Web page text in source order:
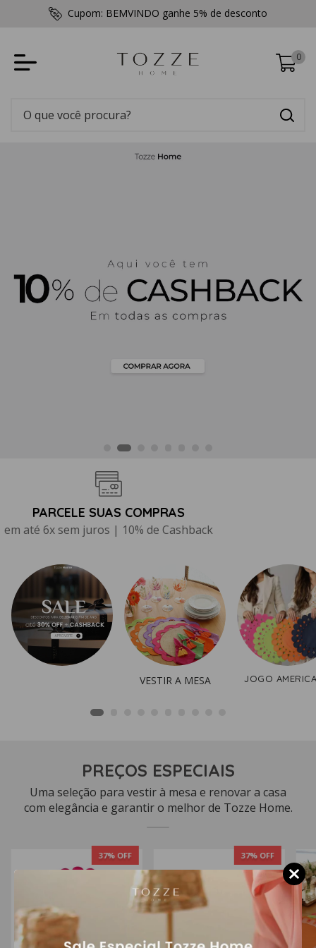
Receba 10% de Cashback em todas as compras
0
CUPOM: BEMVINDO
5% de Desconto especial em sua compra
VESTIR A MESA JOGO
PREÇOS ESPECIAIS
Uma seleção para vestir à mesa e renovar a casa
com elegância e garantir o melhor de Tozze Home.
37% OFF 37% OFF